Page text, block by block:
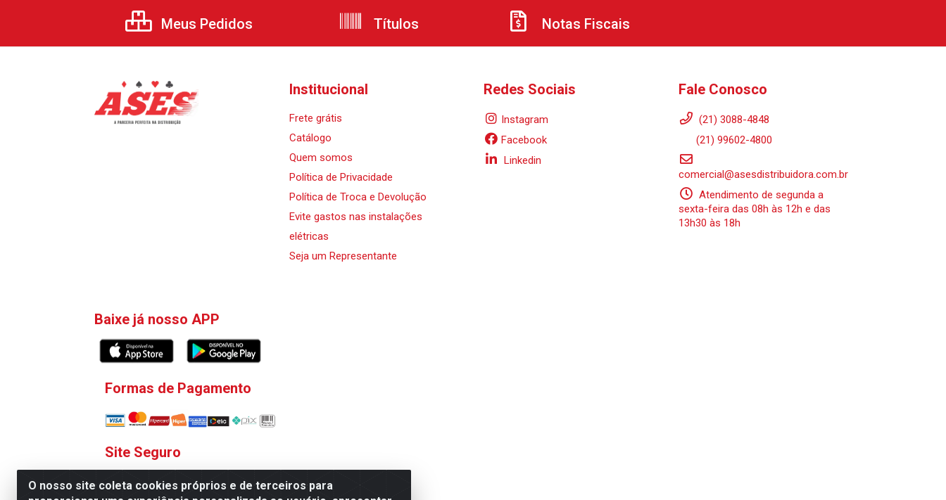
O nosso site coleta cookies próprios e de terceiros para
Meus Pedidos Títulos Notas Fiscais
Institucional
Frete grátis
Catálogo
Quem somos
Política de Privacidade
Política de Troca e Devolução
Evite gastos nas instalações
elétricas
Seja um Representante
Redes Sociais
Instagram
Facebook
Linkedin
Fale Conosco
(21) 3088-4848
(21) 99602-4800
comercial@asesdistribuidora.com.br
Atendimento de segunda a
sexta-feira das 08h às 12h e das
13h30 às 18h
Baixe já nosso APP
Formas de Pagamento
Site Seguro